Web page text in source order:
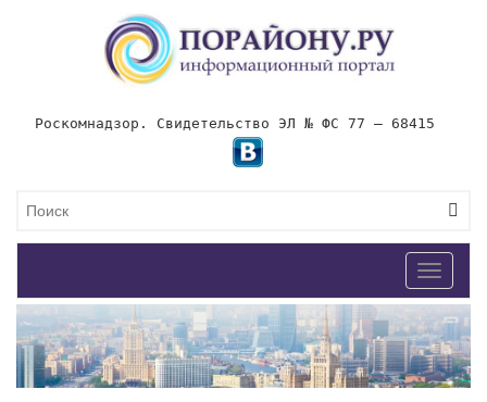
Роскомнадзор. Свидетельство ЭЛ № ФС 77 – 68415
Toggle